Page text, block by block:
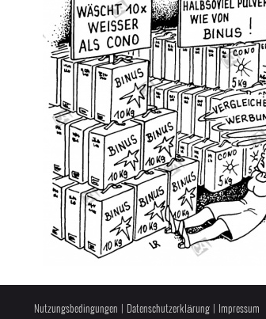
Nutzungsbedingungen Datenschutzerklärung Impressum